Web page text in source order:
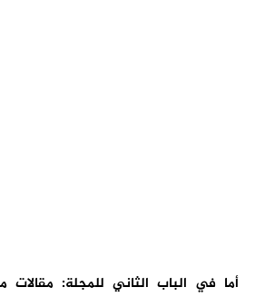
أما في الباب الثاني للمجلة: مقالات